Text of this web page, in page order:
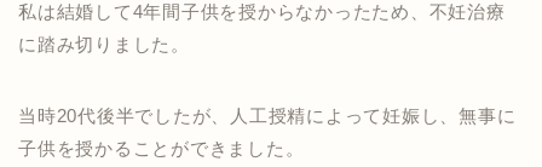
私は結婚して4年間子供を授からなかったため、不妊治療
に踏み切りました。
当時20代後半でしたが、 人工授精によって妊娠し、無事に
子供を授かることができました。